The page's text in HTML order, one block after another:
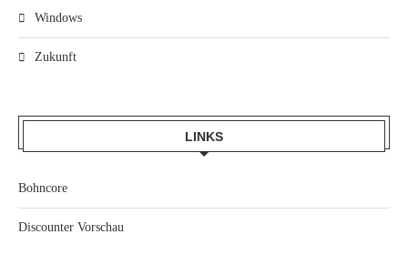
Windows
Zukunft
LINKS
Bohncore
Discounter Vorschau